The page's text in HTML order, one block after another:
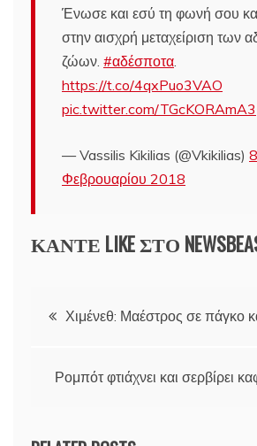
Ένωσε και εσύ τη φωνή σου
στην αισχρή μεταχείριση των
ζώων. #αδέσποτα.
https://t.co/4qxPuo3VAO
pic.twitter.com/TGcKORAmA3
— Vassilis Kikilias (@Vkikilias) 8
Φεβρουαρίου 2018
ΚΑΝΤΕ LIKE ΣΤΟ
Πλοήγηση
Χιμένεθ: Μαέστρος σε πάγκο
Ρομπότ φτιάχνει και σερβίρει